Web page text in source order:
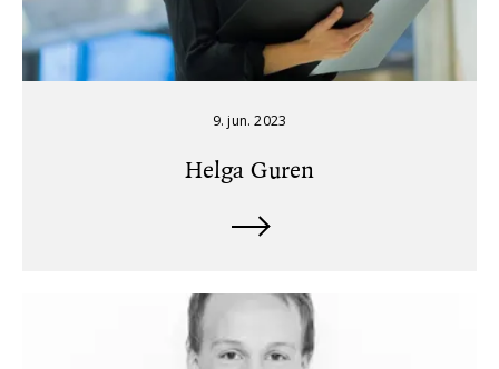
9. jun. 2023
Helga Guren